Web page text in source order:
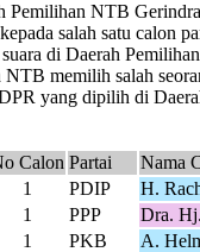
Pemilihan NTB
salah satu calon
di Daerah
NTB memilih salah
yang dipilih di
Calon Partai
Nama
1 PDIP
H.
1 PPP
Dra.
1 PKB
A.